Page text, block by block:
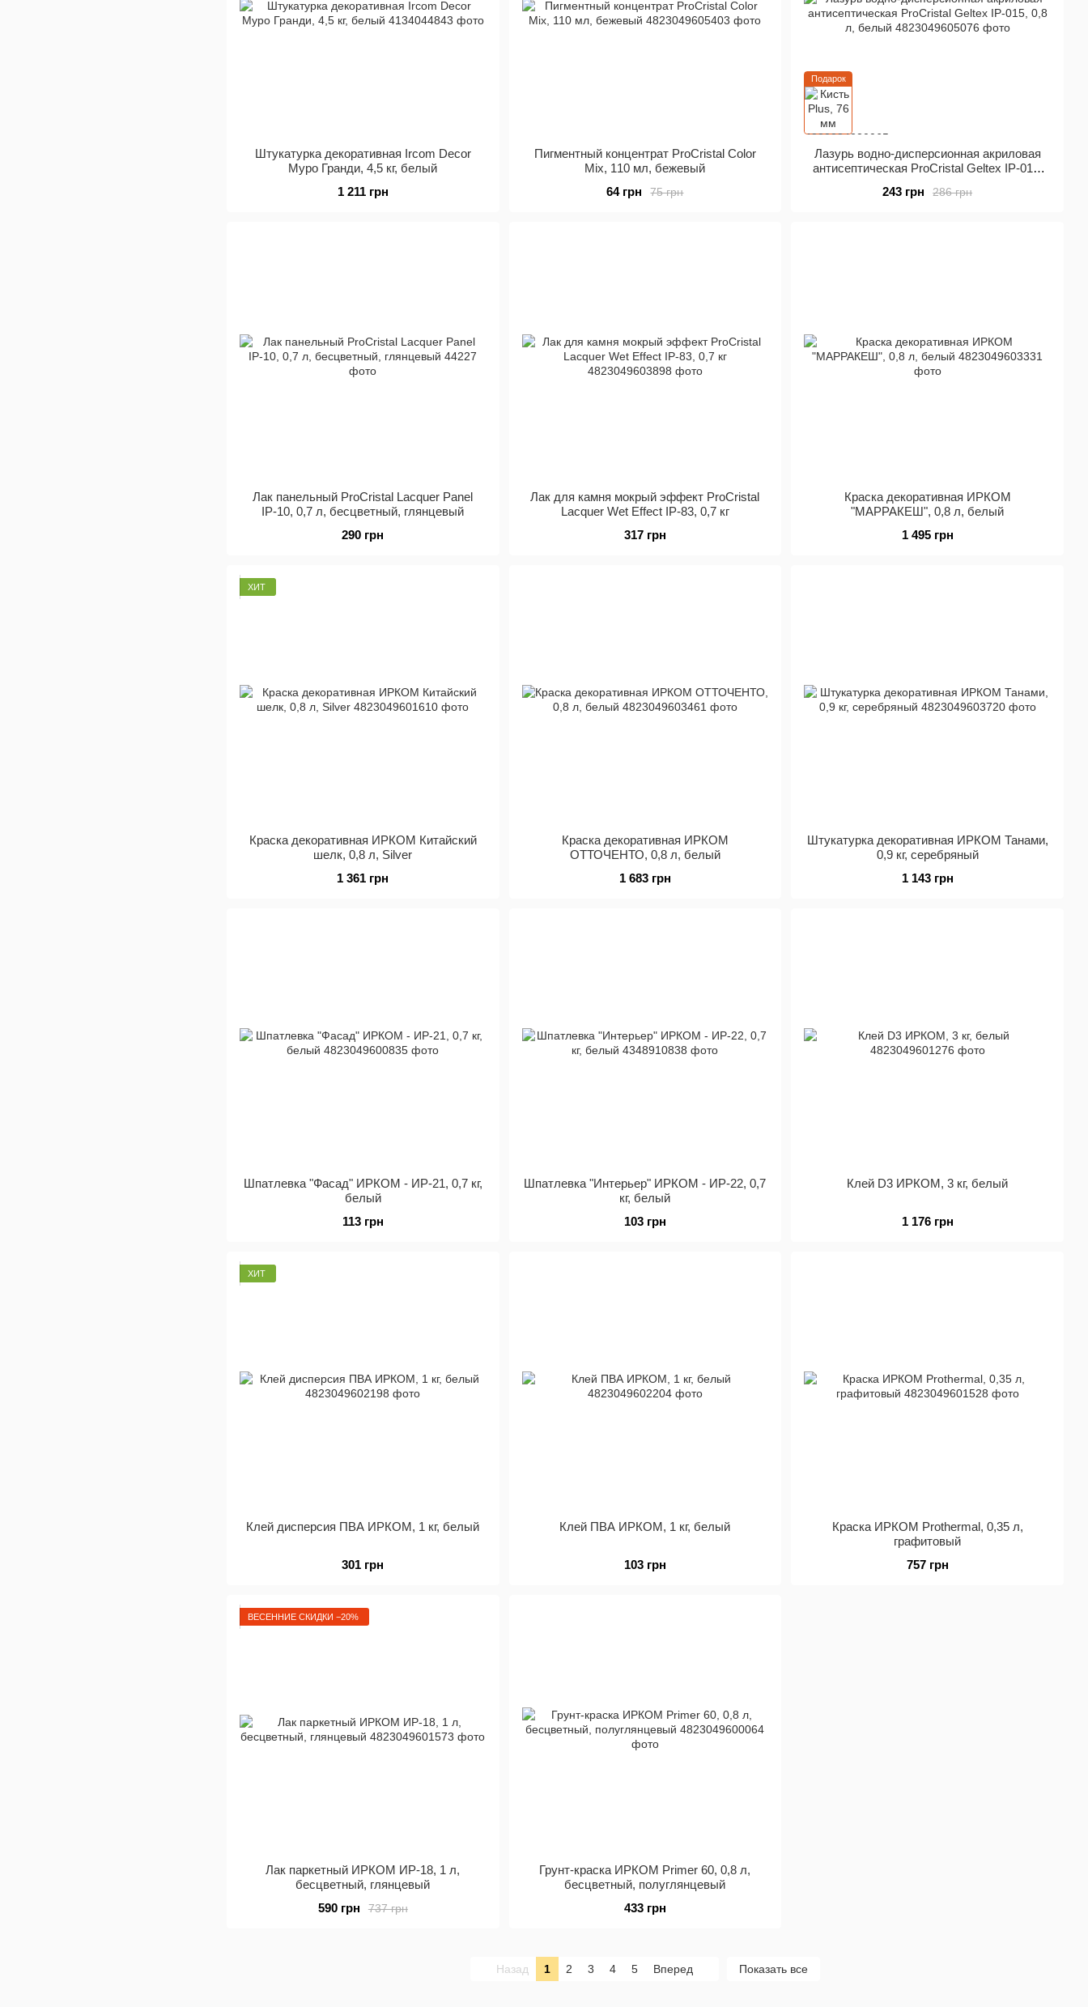
На сегодняшний день компания является лидером на рынке Украины по производству качественной,
максимальных целей в производстве, для того что бы каждый клиент смог по достоинству оценить качество
Штукатурка декоративная Ircom Decor
Муро Гранди, 4,5 кг, белый
1 211 грн
Пигментный концентрат ProCristal Color
Mix, 110 мл, бежевый
75 грн
64 грн
Подарок
Лазурь водно-дисперсионная акриловая
антисептическая ProCristal Geltex IР-015,
286 грн
243 грн
Лак панельный ProCristal Lacquer Panel
IР-10, 0,7 л, бесцветный, глянцевый
290 грн
Лак для камня мокрый эффект ProCristal
Lacquer Wet Effect IР-83, 0,7 кг
317 грн
Краска декоративная ИРКОМ
"МАРРАКЕШ", 0,8 л, белый
1 495 грн
ХИТ
Краска декоративная ИРКОМ Китайский
шелк, 0,8 л, Silver
1 361 грн
Краска декоративная ИРКОМ
ОТТОЧЕНТО, 0,8 л, белый
1 683 грн
Штукатурка декоративная ИРКОМ Танами,
0,9 кг, серебряный
1 143 грн
Шпатлевка "Фасад" ИРКОМ - ИР-21, 0,7 кг,
белый
113 грн
Шпатлевка "Интерьер" ИРКОМ - ИР-22, 0,7
кг, белый
103 грн
Клей D3 ИРКОМ, 3 кг, белый
1 176 грн
ХИТ
Клей дисперсия ПВА ИРКОМ, 1 кг, белый
301 грн
Клей ПВА ИРКОМ, 1 кг, белый
103 грн
Краска ИРКОМ Prothermal, 0,35 л,
графитовый
757 грн
ВЕСЕННИЕ СКИДКИ −20%
Лак паркетный ИРКОМ ИР-18, 1 л,
бесцветный, глянцевый
737 грн
590 грн
Грунт-краска ИРКОМ Primer 60, 0,8 л,
бесцветный, полуглянцевый
433 грн
Назад 1 2 3 4 5 Вперед Показать все